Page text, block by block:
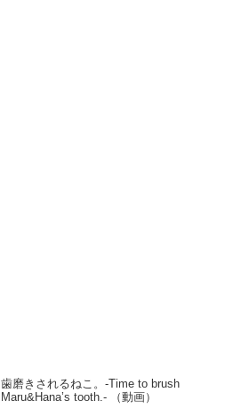
歯磨きされるねこ。-Time to brush
Maru&Hana’s tooth.- （動画）